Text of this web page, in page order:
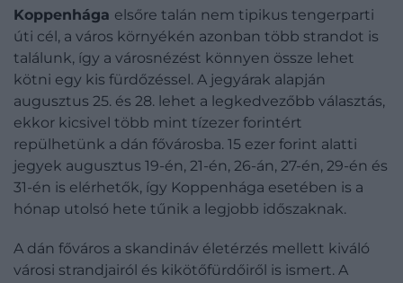
Koppenhága elsőre talán nem tipikus tengerparti
úti cél, a város környékén azonban több strandot is
találunk, így a városnézést könnyen össze lehet
kötni egy kis fürdőzéssel. A jegyárak alapján
augusztus 25. és 28. lehet a legkedvezőbb választás,
ekkor kicsivel több mint tízezer forintért
repülhetünk a dán fővárosba. 15 ezer forint alatti
jegyek augusztus 19-én, 21-én, 26-án, 27-én, 29-én és
31-én is elérhetők, így Koppenhága esetében is a
hónap utolsó hete tűnik a legjobb időszaknak.
A dán főváros a skandináv életérzés mellett kiváló
városi strandjairól és kikötőfürdőiről is ismert. A